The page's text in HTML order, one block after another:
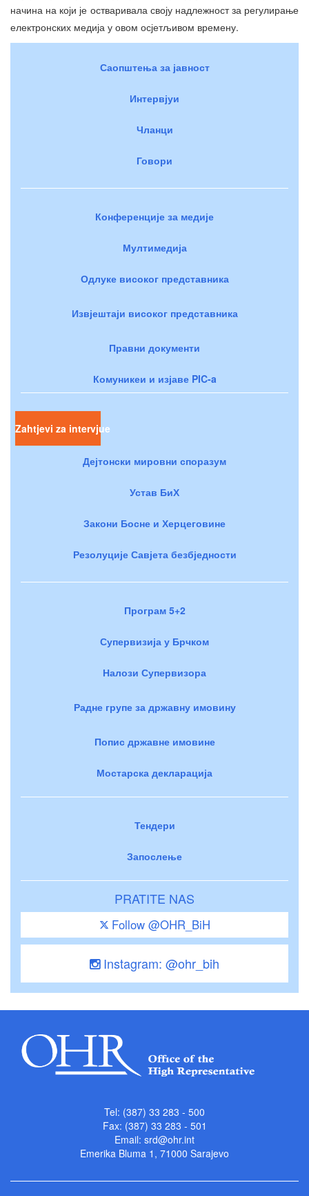
начина на који је остваривала своју надлежност за регулирање
електронских медија у овом осјетљивом времену.
Саопштења за јавност
Интервјуи
Чланци
Говори
Конференције за медије
Мултимедија
Одлуке високог представника
Извјештаји високог представника
Правни документи
Комуникеи и изјаве PIC-a
Zahtjevi za intervjue
Дејтонски мировни споразум
Устав БиХ
Закони Босне и Херцеговине
Резолуције Савјета безбједности
Програм 5+2
Супервизија у Брчком
Налози Супервизора
Радне групе за државну имовину
Попис државне имовине
Мостарска декларација
Тендери
Запослење
PRATITE NAS
Follow @OHR_BiH
Instagram: @ohr_bih
Tel: (387) 33 283 - 500
Fax: (387) 33 283 - 501
Email: srd@ohr.int
Emerika Bluma 1, 71000 Sarajevo